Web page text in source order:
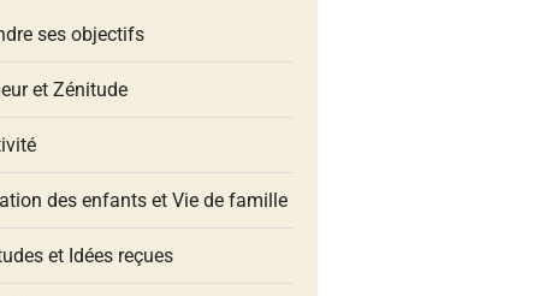
ses objectifs
et Zénitude
des enfants et Vie de famille
et Idées reçues